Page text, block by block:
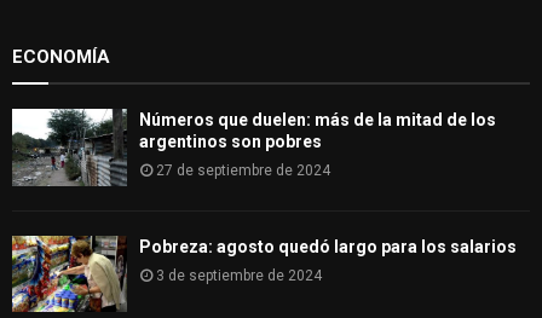
H
ECONOMÍA
Números que duelen: más de la mitad de los
argentinos son pobres
27 de septiembre de 2024
Pobreza: agosto quedó largo para los salarios
3 de septiembre de 2024